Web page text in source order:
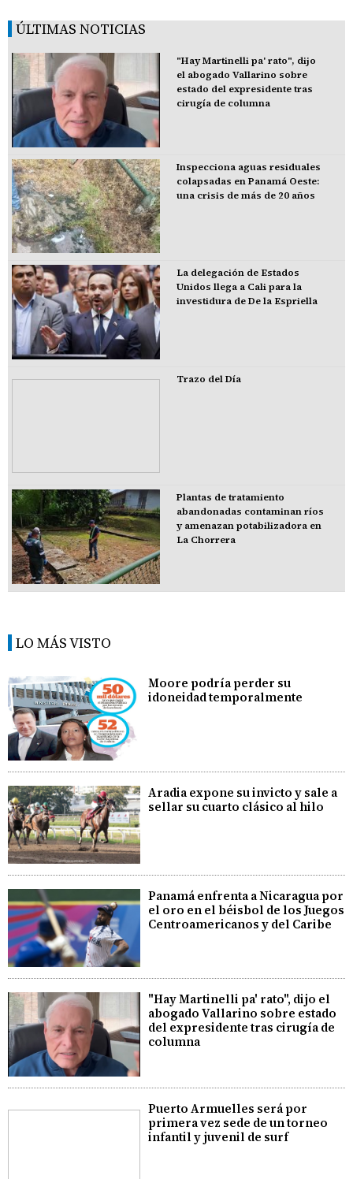
ÚLTIMAS NOTICIAS
"Hay Martinelli pa' rato", dijo
el abogado Vallarino sobre
estado del expresidente tras
cirugía de columna
Inspecciona aguas residuales
colapsadas en Panamá Oeste:
una crisis de más de 20 años
La delegación de Estados
Unidos llega a Cali para la
investidura de De la Espriella
Trazo del Día
Plantas de tratamiento
abandonadas contaminan ríos
y amenazan potabilizadora en
La Chorrera
LO MÁS VISTO
Moore podría perder su
idoneidad temporalmente
Aradia expone su invicto y sale a
sellar su cuarto clásico al hilo
Panamá enfrenta a Nicaragua por
el oro en el béisbol de los Juegos
Centroamericanos y del Caribe
"Hay Martinelli pa' rato", dijo el
abogado Vallarino sobre estado
del expresidente tras cirugía de
columna
Puerto Armuelles será por
primera vez sede de un torneo
infantil y juvenil de surf